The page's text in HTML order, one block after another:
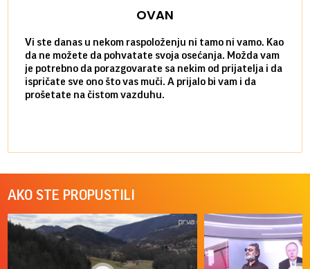
OVAN
Vi ste danas u nekom raspoloženju ni tamo ni vamo. Kao
da ne možete da pohvatate svoja osećanja. Možda vam
je potrebno da porazgovarate sa nekim od prijatelja i da
ispričate sve ono što vas muči. A prijalo bi vam i da
prošetate na čistom vazduhu.
AKO STE PROPUSTILI